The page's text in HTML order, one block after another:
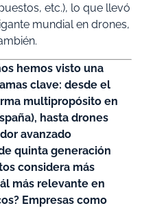
etc.), lo que llevó
mundial en drones,
hemos visto una
clave: desde el
multipropósito en
hasta drones
avanzado
quinta generación
considera más
más relevante en
Empresas como